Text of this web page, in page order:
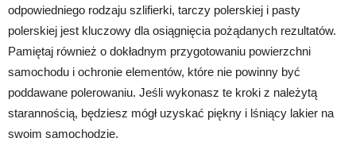
odpowiedniego rodzaju szlifierki, tarczy polerskiej i pasty
polerskiej jest kluczowy dla osiągnięcia pożądanych rezultatów.
Pamiętaj również o dokładnym przygotowaniu powierzchni
samochodu i ochronie elementów, które nie powinny być
poddawane polerowaniu. Jeśli wykonasz te kroki z należytą
starannością, będziesz mógł uzyskać piękny i lśniący lakier na
swoim samochodzie.